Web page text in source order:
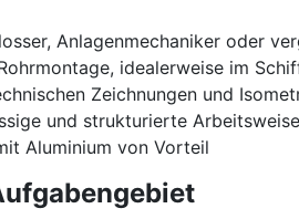
Anlagenmechaniker oder
idealerweise im
Zeichnungen und
und strukturierte
Aluminium von Vorteil